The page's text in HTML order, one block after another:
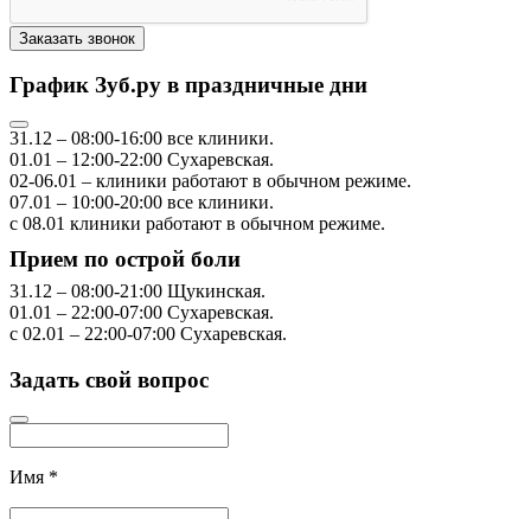
График Зуб.ру в праздничные дни
31.12 – 08:00-16:00 все клиники.
01.01 – 12:00-22:00 Сухаревская.
02-06.01 – клиники работают в обычном режиме.
07.01 – 10:00-20:00 все клиники.
с 08.01 клиники работают в обычном режиме.
Прием по острой боли
31.12 – 08:00-21:00 Щукинская.
01.01 – 22:00-07:00 Сухаревская.
с 02.01 – 22:00-07:00 Сухаревская.
Задать свой вопрос
Имя *